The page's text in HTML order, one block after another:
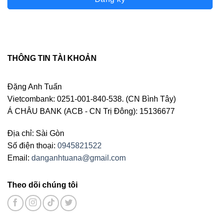
THÔNG TIN TÀI KHOẢN
Đặng Anh Tuấn
Vietcombank: 0251-001-840-538. (CN Bình Tây)
Á CHÂU BANK (ACB - CN Trị Đông): 15136677
Địa chỉ: Sài Gòn
Số điện thoại: 0945821522
Email: danganhtuana@gmail.com
Theo dõi chúng tôi